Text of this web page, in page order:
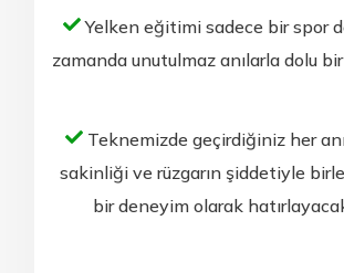
Yelken eğitimi sadece bir spor
zamanda unutulmaz anılarla dolu
Teknemizde geçirdiğiniz her
sakinliği ve rüzgarın şiddetiyle
bir deneyim olarak